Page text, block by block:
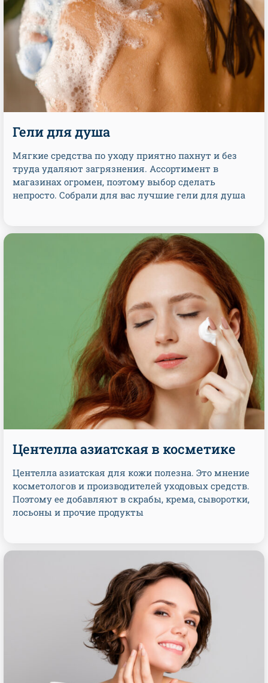
Гели для душа
Мягкие средства по уходу приятно пахнут и без
труда удаляют загрязнения. Ассортимент в
магазинах огромен, поэтому выбор сделать
непросто. Собрали для вас лучшие гели для душа
Центелла азиатская в косметике
Центелла азиатская для кожи полезна. Это мнение
косметологов и производителей уходовых средств.
Поэтому ее добавляют в скрабы, крема, сыворотки,
лосьоны и прочие продукты